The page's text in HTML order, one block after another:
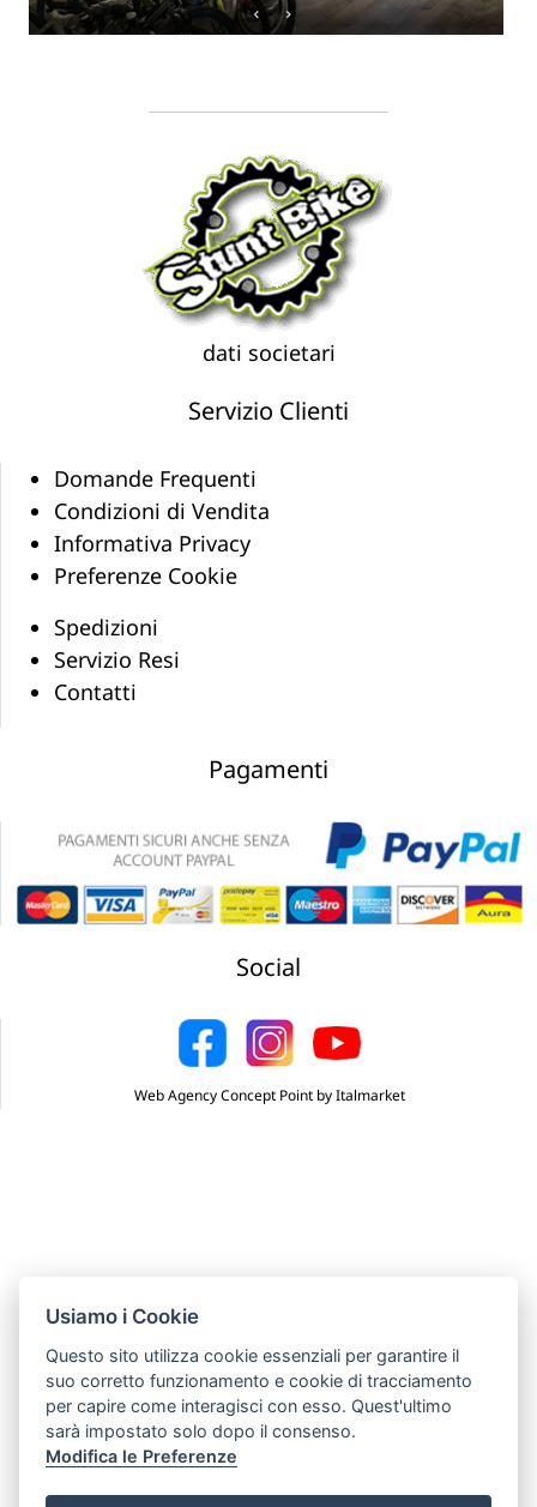
dati societari
Servizio Clienti
Domande Frequenti
Condizioni di Vendita
Informativa Privacy
Preferenze Cookie
Spedizioni
Servizio Resi
Contatti
Pagamenti
Social
Web Agency Concept Point by Italmarket
Usiamo i Cookie
Questo sito utilizza cookie essenziali per garantire il
suo corretto funzionamento e cookie di tracciamento
per capire come interagisci con esso. Quest'ultimo
sarà impostato solo dopo il consenso.
Modifica le Preferenze